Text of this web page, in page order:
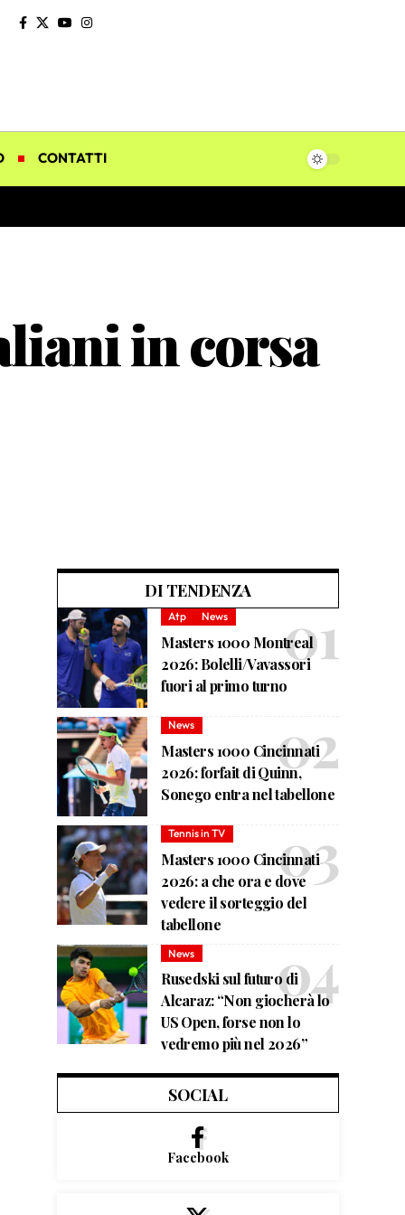
CONTATTI
in corsa
DI TENDENZA
Atp News
Masters 1000 Montreal
2026: Bolelli/Vavassori
fuori al primo turno
News
Masters 1000 Cincinnati
2026: forfait di Quinn,
Sonego entra nel tabellone
Tennis in TV
Masters 1000 Cincinnati
2026: a che ora e dove
vedere il sorteggio del
tabellone
News
Rusedski sul futuro di
Alcaraz: “Non giocherà lo
US Open, forse non lo
vedremo più nel 2026”
SOCIAL
Facebook